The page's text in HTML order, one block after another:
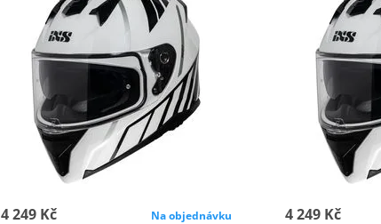
4 249 Kč Na objednávku 4 249 Kč